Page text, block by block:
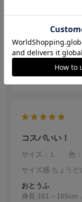
身長:156～160cm
形も可愛らしいし
が、汗染みが目立
コスパいい！
サイズ：Ｌ
色
サイズ感:ちょうど
おとうふ
身長:161～165cm